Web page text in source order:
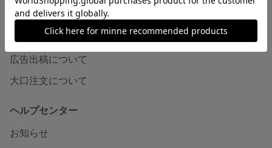
minneの本
企業の方へ
広告出稿について
大口注文について
ヘルプセンター
お知らせ